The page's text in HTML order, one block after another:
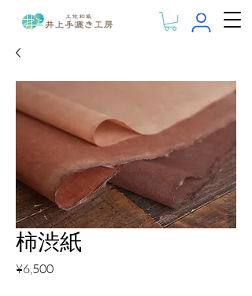
柿渋紙
¥6,500Price